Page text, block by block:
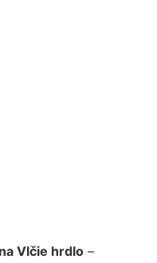
Vlčie hrdlo –